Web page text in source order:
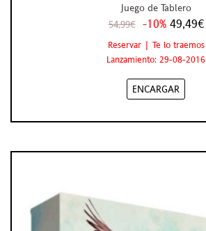
Juego de Tablero
54,99€ -10% 49,49€
Reservar | Te lo traemos
Lanzamiento: 29-08-2016
ENCARGAR